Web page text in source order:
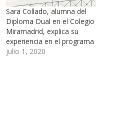
Sara Collado, alumna del
Diploma Dual en el Colegio
Miramadrid, explica su
experiencia en el programa
julio 1, 2020